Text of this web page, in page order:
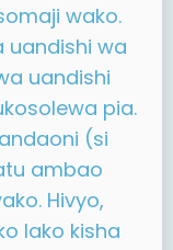
wako.
uandishi wa
uandishi
pia.
(si
ambao
Hivyo,
lako kisha